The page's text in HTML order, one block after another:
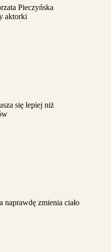
Pieczyńska
aktorki
się lepiej niż
naprawdę zmienia ciało